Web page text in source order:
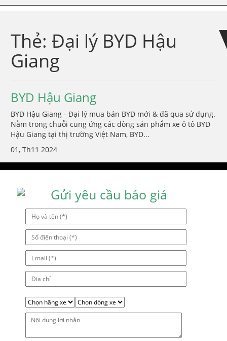
Thẻ: Đại lý BYD Hậu
Giang
BYD Hậu Giang
BYD Hậu Giang - Đại lý mua bán BYD mới & đã qua sử dụng.
Nằm trong chuỗi cung ứng các dòng sản phẩm xe ô tô BYD
Hậu Giang tại thị trường Việt Nam, BYD...
01, Th11 2024
Gửi yêu cầu báo giá